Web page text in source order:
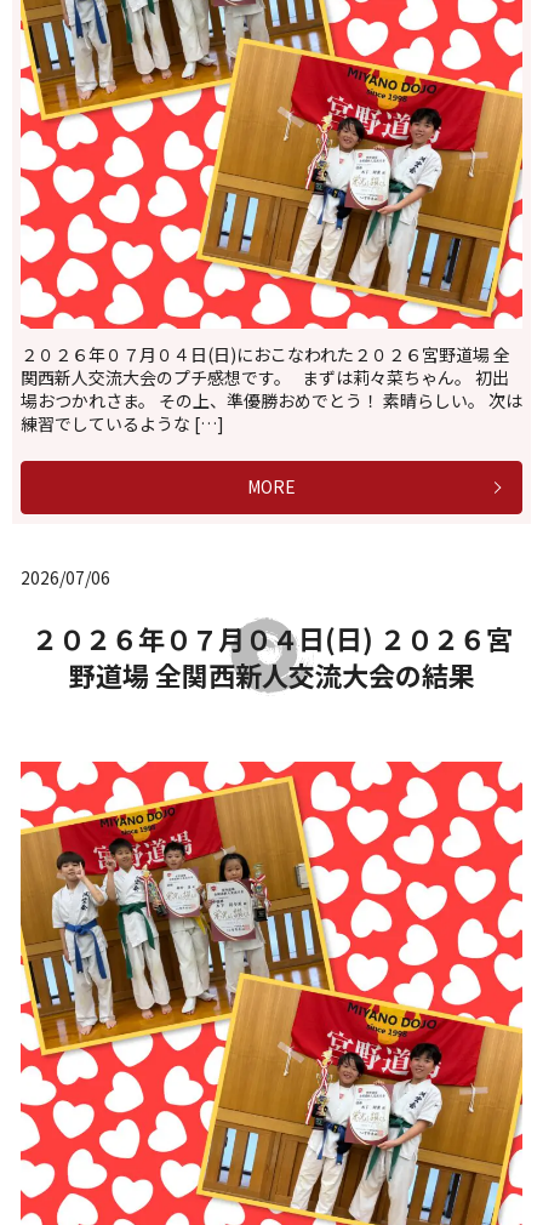
２０２６年０７月０４日(日)におこなわれた２０２６宮野道場 全
関西新人交流大会のプチ感想です。 まずは莉々菜ちゃん。 初出
場おつかれさま。 その上、準優勝おめでとう！ 素晴らしい。 次は
練習でしているような […]
MORE
2026/07/06
２０２６年０７月０４日(日) ２０２６宮
野道場 全関西新人交流大会の結果